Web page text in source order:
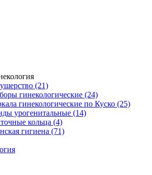
(21)
гинекологические (24)
гинекологические по Куско (25)
урогенитальные (14)
кольца (4)
гигиена (71)